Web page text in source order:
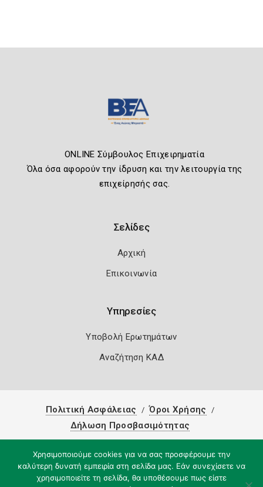
ONLINE Σύμβουλος Επιχειρηματία
Όλα όσα αφορούν την ίδρυση και την λειτουργία της
επιχείρησής σας.
Σελίδες
Αρχική
Επικοινωνία
Υπηρεσίες
Υποβολή Ερωτημάτων
Αναζήτηση ΚΑΔ
Πολιτική Ασφάλειας
Όροι Χρήσης
Δήλωση Προσβασιμότητας
Χρησιμοποιούμε cookies για να σας προσφέρουμε την
καλύτερη δυνατή εμπειρία στη σελίδα μας. Εάν συνεχίσετε να
χρησιμοποιείτε τη σελίδα, θα υποθέσουμε πως είστε